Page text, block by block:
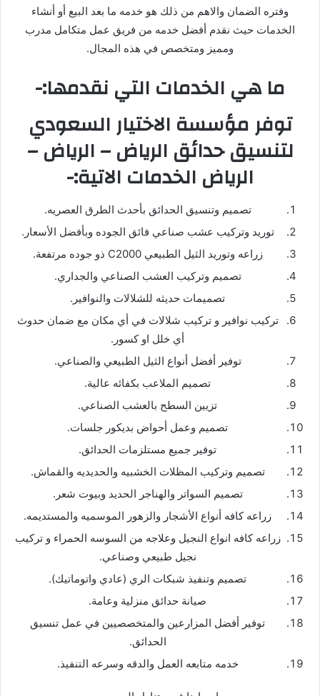
وفتره الضمان والاهم من ذلك هو خدمه ما بعد البيع أو أنشاء
الخدمات حيث نقدم أفضل خدمه من فريق عمل متكامل مدرب
ومميز ومتخصص في هذه المجال.
ما هي الخدمات التي نقدمها:-
توفر مؤسسة الاختيار السعودي
لتنسيق حدائق الرياض – الرياض –
الرياض الخدمات الاتية:-
تصميم وتنسيق الحدائق بأحدث الطرق العصريه.
توريد وتركيب عشب صناعي فائق الجوده وبأفضل الأسعار.
زراعه وتوريد الثيل الطبيعي C2000 ذو جوده مرتفعة.
تصميم وتركيب العشب الصناعي والجداري.
تصميمات حديثه للشلالات والنوافير.
تركيب نوافير و تركيب شلالات في أي مكان مع ضمان حدوث
أي خلل او كسور.
توفير أفضل أنواع الثيل الطبيعي والصناعي.
تصميم الملاعب بكفائه عالية.
تزيين السطح بالعشب الصناعي.
تصميم وعمل أحواض بديكور جلسات.
توفير جميع مستلزمات الحدائق.
تصميم وتركيب المظلات الخشبيه والحديديه والقماش.
تصميم السواتر والهناجر الحديد وبيوت شعر.
زراعه كافه أنواع الأشجار والزهور الموسميه والمستديمه.
زراعه كافه انواع النجيل وعلاجه من السوسه الحمراء و تركيب
نجيل طبيعي وصناعي.
تصميم وتنفيذ شبكات الري (عادي واتوماتيك).
صيانة حدائق منزلية وعامة.
توفير أفضل المزارعين والمتخصصيين في عمل تنسيق
الحدائق.
خدمه متابعه العمل والدقه وسرعه التنفيذ.